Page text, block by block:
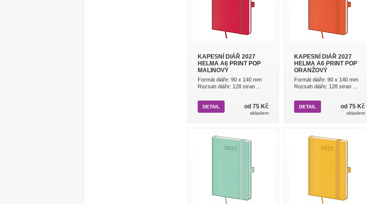
KAPESNÍ DIÁŘ 2027
HELMA A6 PRINT POP
MALINOVÝ
Formát diáře: 90 x 140 mm
Rozsah diáře: 128 stran ...
od 75 Kč
skladem
DETAIL
KAPESNÍ DIÁŘ 2027
HELMA A6 PRINT POP
ORANŽOVÝ
Formát diáře: 90 x 140 mm
Rozsah diáře: 128 stran ...
od 75 Kč
skladem
DETAIL